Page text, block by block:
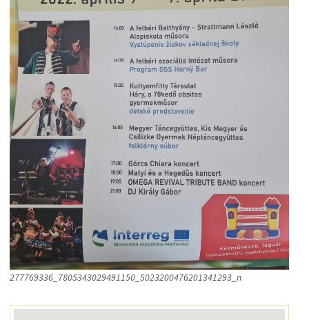
277769336_7805343029491150_5023200476201341293_n